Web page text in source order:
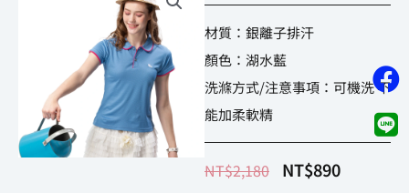
材質：銀離子排汗
顏色：湖水藍
洗滌方式/注意事項：可機洗 不
能加柔軟精
NT$2,180
原
始
價
NT$890
目
前
價